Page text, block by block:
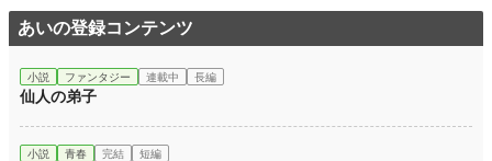
あいの登録コンテンツ
小説 ファンタジー 連載中 長編
仙人の弟子
小説 青春 完結 短編